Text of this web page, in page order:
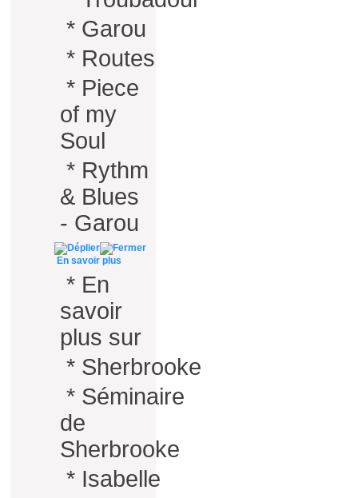
* Garou
* Routes
* Piece
of my
Soul
* Rythm
& Blues
- Garou
En savoir plus
* En
savoir
plus sur
* Sherbrooke
* Séminaire
de
Sherbrooke
* Isabelle